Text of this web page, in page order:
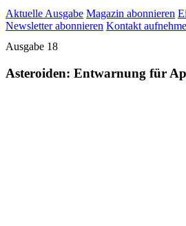
Aktuelle Ausgabe Magazin abonnieren
Newsletter abonnieren Kontakt
Ausgabe 18
Asteroiden: Entwarnung für